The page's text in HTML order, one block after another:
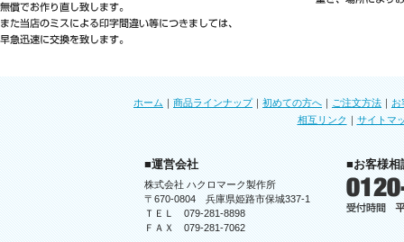
ホーム ｜ 商品ラインナップ｜ 初めての方へ ｜ ご注文方法 ｜ お
相互リンク ｜ サイトマ
■運営会社
株式会社 ハクロマーク製作所
〒670-0804 兵庫県姫路市保城337-1
ＴＥＬ 079-281-8898
ＦＡＸ 079-281-7062
■お客様相